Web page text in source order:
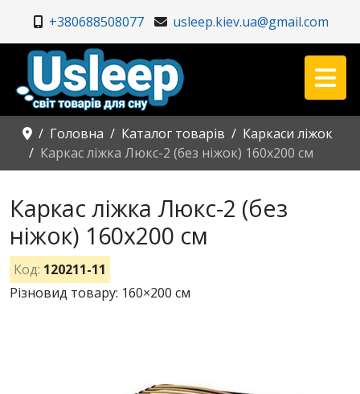
+380688508077 usleep.kiev.ua@gmail.com
Головна Каталог товарів
Каркаси ліжок
Каркас ліжка Люкс-2 (без ніжок) 160х200 см
Каркас ліжка Люкс-2 (без
ніжок) 160х200 см
Код: 120211-11
Різновид товару: 160×200 см